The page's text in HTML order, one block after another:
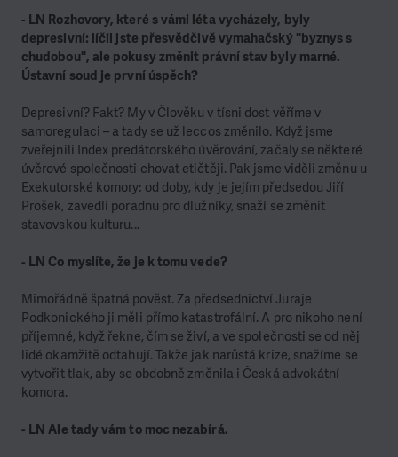
- LN Rozhovory, které s vámi léta vycházely, byly
depresivní: líčil jste přesvědčivě vymahačský "byznys s
chudobou", ale pokusy změnit právní stav byly marné.
Ústavní soud je první úspěch?
Depresivní? Fakt? My v Člověku v tísni dost věříme v
samoregulaci – a tady se už leccos změnilo. Když jsme
zveřejnili Index predátorského úvěrování, začaly se některé
úvěrové společnosti chovat etičtěji. Pak jsme viděli změnu u
Exekutorské komory: od doby, kdy je jejím předsedou Jiří
Prošek, zavedli poradnu pro dlužníky, snaží se změnit
stavovskou kulturu...
- LN Co myslíte, že je k tomu vede?
Mimořádně špatná pověst. Za předsednictví Juraje
Podkonického ji měli přímo katastrofální. A pro nikoho není
příjemné, když řekne, čím se živí, a ve společnosti se od něj
lidé okamžitě odtahují. Takže jak narůstá krize, snažíme se
vytvořit tlak, aby se obdobně změnila i Česká advokátní
komora.
- LN Ale tady vám to moc nezabírá.